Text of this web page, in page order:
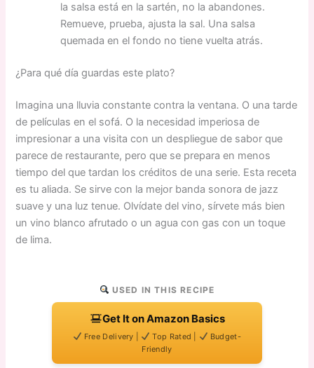
la salsa está en la sartén, no la abandones.
Remueve, prueba, ajusta la sal. Una salsa
quemada en el fondo no tiene vuelta atrás.
¿Para qué día guardas este plato?
Imagina una lluvia constante contra la ventana. O una tarde
de películas en el sofá. O la necesidad imperiosa de
impresionar a una visita con un despliegue de sabor que
parece de restaurante, pero que se prepara en menos
tiempo del que tardan los créditos de una serie. Esta receta
es tu aliada. Se sirve con la mejor banda sonora de jazz
suave y una luz tenue. Olvídate del vino, sírvete más bien
un vino blanco afrutado o un agua con gas con un toque
de lima.
USED IN THIS RECIPE
Get It on Amazon Basics
Free Delivery | Top Rated |
Budget-
Friendly